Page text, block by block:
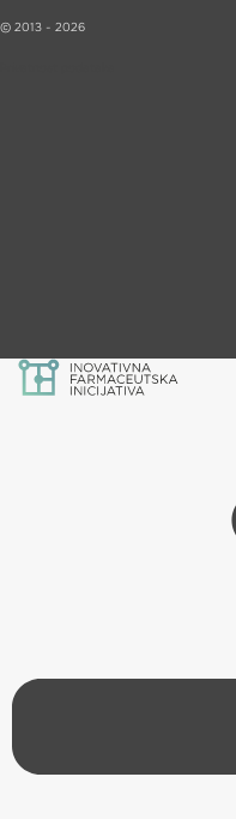
© 2013 - 2026